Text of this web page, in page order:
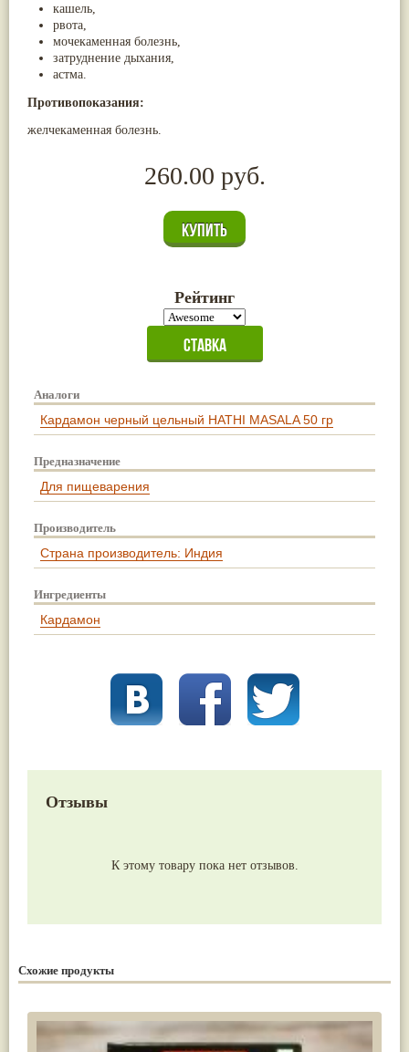
кашель,
рвота,
мочекаменная болезнь,
затруднение дыхания,
астма.
Противопоказания:
желчекаменная болезнь.
260.00 руб.
Рейтинг
Аналоги
Кардамон черный цельный HATHI MASALA 50 гр
Предназначение
Для пищеварения
Производитель
Страна производитель: Индия
Ингредиенты
Кардамон
Отзывы
К этому товару пока нет отзывов.
Схожие продукты